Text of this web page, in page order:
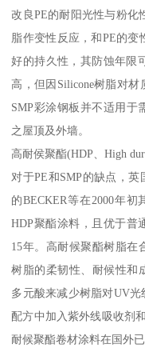
改良PE的耐阳光性与粉化
脂作变性反应，和PE的
好的持久性，其防蚀年限
高，但因Silicone树脂对
SMP彩涂钢板并不适用于
之屋顶及外墙。
高耐侯聚酯(HDP、High
对于PE和SMP的缺点，
的BECKER等在2000年
HDP聚酯涂料，且优于普
15年。高耐候聚酯树脂在
树脂的柔韧性、耐候性和
多元酸来减少树脂对UV
配方中加入紫外线吸收剂
耐候聚酯卷材涂料在国外